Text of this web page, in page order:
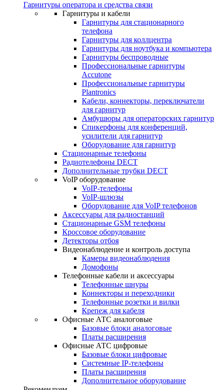
Гарнитуры оператора и средства связи
Гарнитуры и кабели
Гарнитуры для стационарного
телефона
Гарнитуры для коллцентра
Гарнитуры для ноутбука и компьютера
Гарнитуры беспроводные
Профессиональные гарнитуры
Accutone
Профессиональные гарнитуры
Plantronics
Кабели, коннекторы, переключатели
для гарнитур
Амбушюры для операторских гарнитур
Cпикерфоны для конференций,
усилители для гарнитур
Оборудование для гарнитур
Стационарные телефоны
Радиотелефоны DECT
Дополнительные трубки DECT
VoIP оборудование
VoIP-телефоны
VoIP-шлюзы
Оборудование для VoIP телефонов
Аксессуары для радиостанций
Стационарные GSM телефоны
Кроссовое оборудование
Детекторы отбоя
Видеонаблюдение и контроль доступа
Камеры видеонаблюдения
Домофоны
Телефонные кабели и аксессуары
Телефонные шнуры
Коннекторы и переходники
Телефонные розетки и вилки
Крепеж для кабеля
Офисные АТС аналоговые
Базовые блоки аналоговые
Платы расширения
Офисные АТС цифровые
Базовые блоки цифровые
Системные IP-телефоны
Платы расширения
Дополнительное оборудование